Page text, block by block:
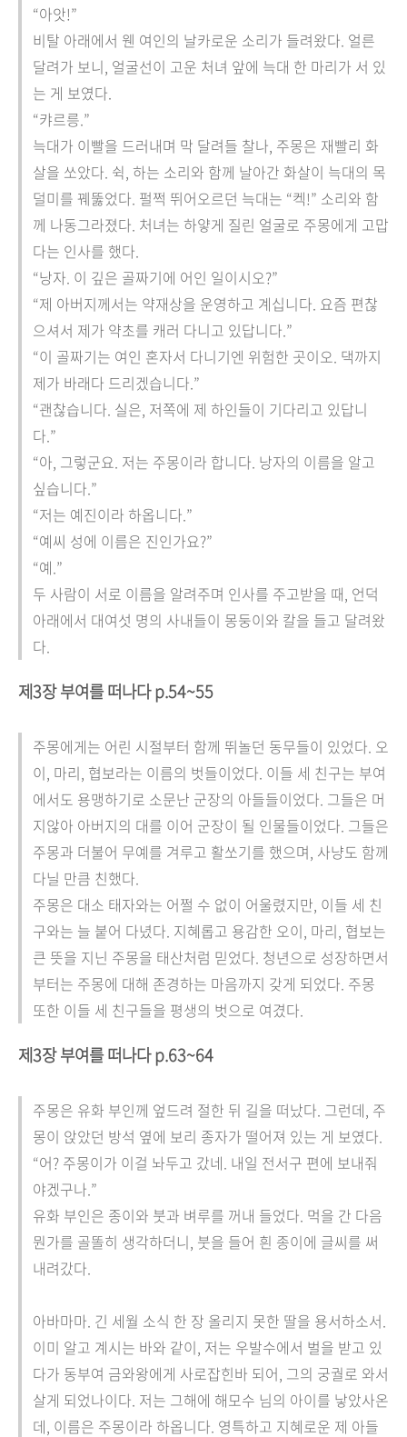
“아앗!”
비탈 아래에서 웬 여인의 날카로운 소리가 들려왔다. 얼른
달려가 보니, 얼굴선이 고운 처녀 앞에 늑대 한 마리가 서 있
는 게 보였다.
“캬르릉.”
늑대가 이빨을 드러내며 막 달려들 찰나, 주몽은 재빨리 화
살을 쏘았다. 쉭, 하는 소리와 함께 날아간 화살이 늑대의 목
덜미를 꿰뚫었다. 펄쩍 뛰어오르던 늑대는 “켁!” 소리와 함
께 나동그라졌다. 처녀는 하얗게 질린 얼굴로 주몽에게 고맙
다는 인사를 했다.
“낭자. 이 깊은 골짜기에 어인 일이시오?”
“제 아버지께서는 약재상을 운영하고 계십니다. 요즘 편찮
으셔서 제가 약초를 캐러 다니고 있답니다.”
“이 골짜기는 여인 혼자서 다니기엔 위험한 곳이오. 댁까지
제가 바래다 드리겠습니다.”
“괜찮습니다. 실은, 저쪽에 제 하인들이 기다리고 있답니
다.”
“아, 그렇군요. 저는 주몽이라 합니다. 낭자의 이름을 알고
싶습니다.”
“저는 예진이라 하옵니다.”
“예씨 성에 이름은 진인가요?”
“예.”
두 사람이 서로 이름을 알려주며 인사를 주고받을 때, 언덕
아래에서 대여섯 명의 사내들이 몽둥이와 칼을 들고 달려왔
다.
제3장 부여를 떠나다 p.54~55
주몽에게는 어린 시절부터 함께 뛰놀던 동무들이 있었다. 오
이, 마리, 협보라는 이름의 벗들이었다. 이들 세 친구는 부여
에서도 용맹하기로 소문난 군장의 아들들이었다. 그들은 머
지않아 아버지의 대를 이어 군장이 될 인물들이었다. 그들은
주몽과 더불어 무예를 겨루고 활쏘기를 했으며, 사냥도 함께
다닐 만큼 친했다.
주몽은 대소 태자와는 어쩔 수 없이 어울렸지만, 이들 세 친
구와는 늘 붙어 다녔다. 지혜롭고 용감한 오이, 마리, 협보는
큰 뜻을 지닌 주몽을 태산처럼 믿었다. 청년으로 성장하면서
부터는 주몽에 대해 존경하는 마음까지 갖게 되었다. 주몽
또한 이들 세 친구들을 평생의 벗으로 여겼다.
제3장 부여를 떠나다p.63~64
주몽은 유화 부인께 엎드려 절한 뒤 길을 떠났다. 그런데, 주
몽이 앉았던 방석 옆에 보리 종자가 떨어져 있는 게 보였다.
“어? 주몽이가 이걸 놔두고 갔네. 내일 전서구 편에 보내줘
야겠구나.”
유화 부인은 종이와 붓과 벼루를 꺼내 들었다. 먹을 간 다음
뭔가를 골똘히 생각하더니, 붓을 들어 흰 종이에 글씨를 써
내려갔다.
아바마마. 긴 세월 소식 한 장 올리지 못한 딸을 용서하소서.
이미 알고 계시는 바와 같이, 저는 우발수에서 벌을 받고 있
다가 동부여 금와왕에게 사로잡힌바 되어, 그의 궁궐로 와서
살게 되었나이다. 저는 그해에 해모수 님의 아이를 낳았사온
데, 이름은 주몽이라 하옵니다. 영특하고 지혜로운 제 아들